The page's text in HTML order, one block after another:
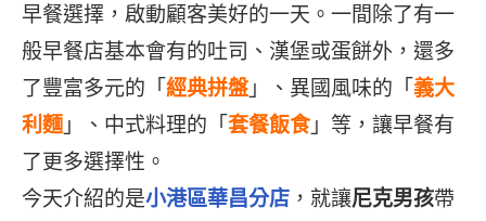
早餐選擇，啟動顧客美好的一天。一間除了有一
般早餐店基本會有的吐司、漢堡或蛋餅外，還多
了豐富多元的「 經典拼盤 」、異國風味的「 義大
利麵 」、中式料理的「 套餐飯食」等，讓早餐有
了更多選擇性。
今天介紹的是小港區華昌分店 ，就讓尼克男孩帶